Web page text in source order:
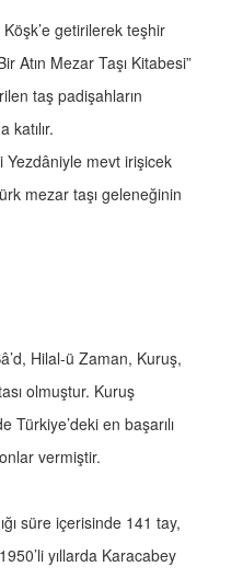
getirilerek teşhir
Atın Mezar Taşı Kitabesi”
taş padişahların
katılır.
i Yezdâniyle mevt irişicek
mezar taşı geleneğinin
Hilal-ü Zaman, Kuruş,
olmuştur. Kuruş
Türkiye’deki en başarılı
vermiştir.
süre içerisinde 141 tay,
yıllarda Karacabey